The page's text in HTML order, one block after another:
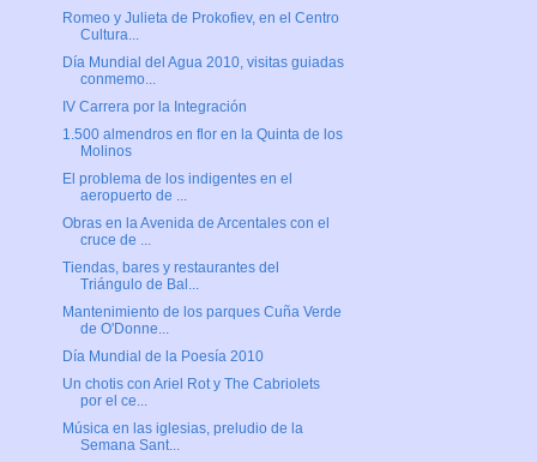
Romeo y Julieta de Prokofiev, en el Centro
Cultura...
Día Mundial del Agua 2010, visitas guiadas
conmemo...
IV Carrera por la Integración
1.500 almendros en flor en la Quinta de los
Molinos
El problema de los indigentes en el
aeropuerto de ...
Obras en la Avenida de Arcentales con el
cruce de ...
Tiendas, bares y restaurantes del
Triángulo de Bal...
Mantenimiento de los parques Cuña Verde
de O'Donne...
Día Mundial de la Poesía 2010
Un chotis con Ariel Rot y The Cabriolets
por el ce...
Música en las iglesias, preludio de la
Semana Sant...